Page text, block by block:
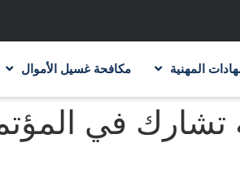
المهنية مكافحة غسيل الأموال
في